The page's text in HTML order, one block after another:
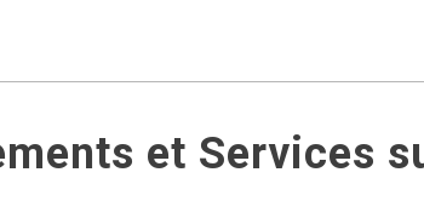
et Services